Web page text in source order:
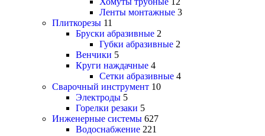
Ленты монтажные 3
Плиткорезы 11
Бруски абразивные 2
Губки абразивные 2
Венчики 5
Круги наждачные 4
Сетки абразивные 4
Сварочный инструмент 10
Электроды 5
Горелки резаки 5
Инженерные системы 627
Водоснабжение 221